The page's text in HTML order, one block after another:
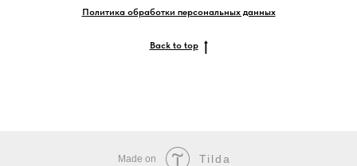
Политика обработки персональных данных
Back to top
Made on Tilda